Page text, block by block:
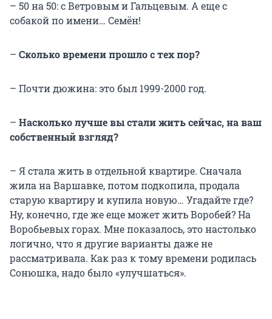
– 50 на 50: с Ветровым и Гальцевым. А еще с
собакой по имени… Семён!
– Сколько времени прошло с тех пор?
– Почти дюжина: это был 1999-2000 год.
– Насколько лучше вы стали жить сейчас, на ваш
собственный взгляд?
– Я стала жить в отдельной квартире. Сначала
жила на Варшавке, потом подкопила, продала
старую квартиру и купила новую… Угадайте где?
Ну, конечно, где же еще может жить Воробей? На
Воробьевых горах. Мне показалось, это настолько
логично, что я другие варианты даже не
рассматривала. Как раз к тому времени родилась
Сонюшка, надо было «улучшаться».